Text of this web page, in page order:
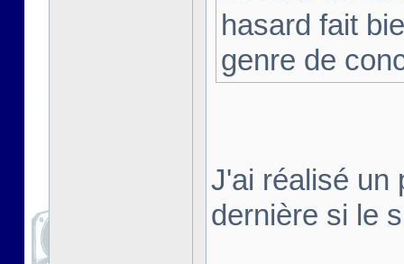
hasard fait
genre de
J'ai réalisé un
dernière si le